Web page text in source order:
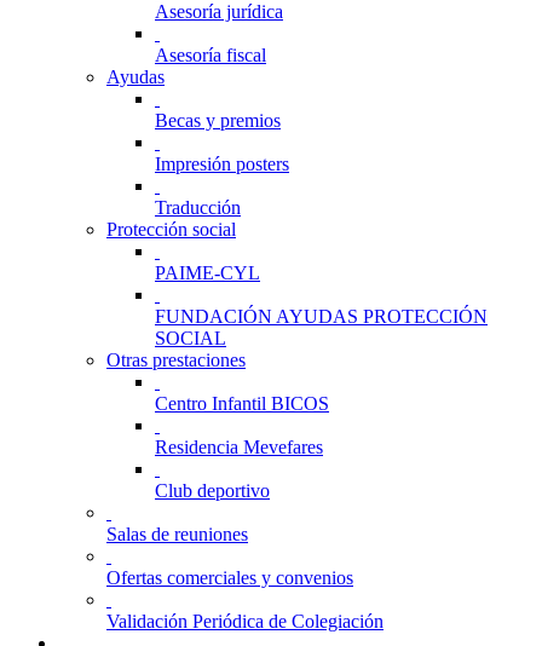
Asesoría jurídica
Asesoría fiscal
Ayudas
Becas y premios
Impresión posters
Traducción
Protección social
PAIME-CYL
FUNDACIÓN AYUDAS PROTECCIÓN
SOCIAL
Otras prestaciones
Centro Infantil BICOS
Residencia Mevefares
Club deportivo
Salas de reuniones
Ofertas comerciales y convenios
Validación Periódica de Colegiación